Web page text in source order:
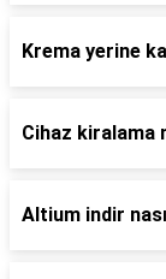
Krema yerine
Cihaz kiralama
Altium indir